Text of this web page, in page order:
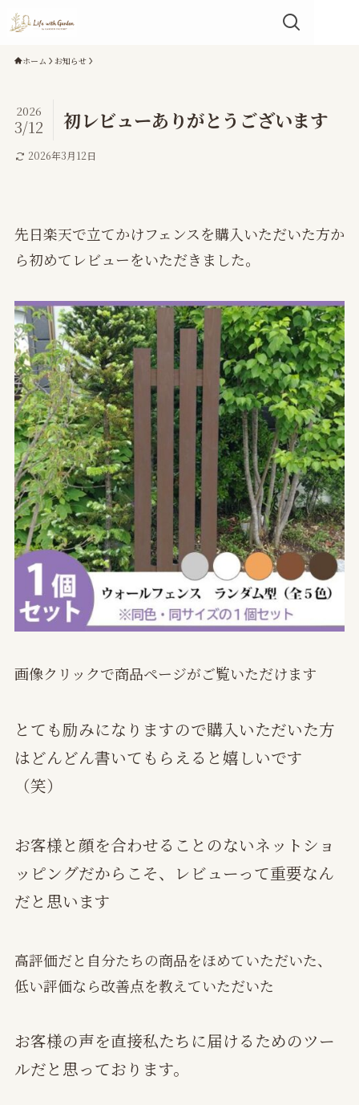
ホーム お知らせ
初レビューありがとうございます
2026
3/12
2026年3月12日
先日楽天で立てかけフェンスを購入いただいた方か
ら初めてレビューをいただきました。
画像クリックで商品ページがご覧いただけます
とても励みになりますので購入いただいた方
はどんどん書いてもらえると嬉しいです
（笑）
お客様と顔を合わせることのないネットショ
ッピングだからこそ、レビューって重要なん
だと思います
高評価だと自分たちの商品をほめていただいた、
低い評価なら改善点を教えていただいた
お客様の声を直接私たちに届けるためのツー
ルだと思っております。